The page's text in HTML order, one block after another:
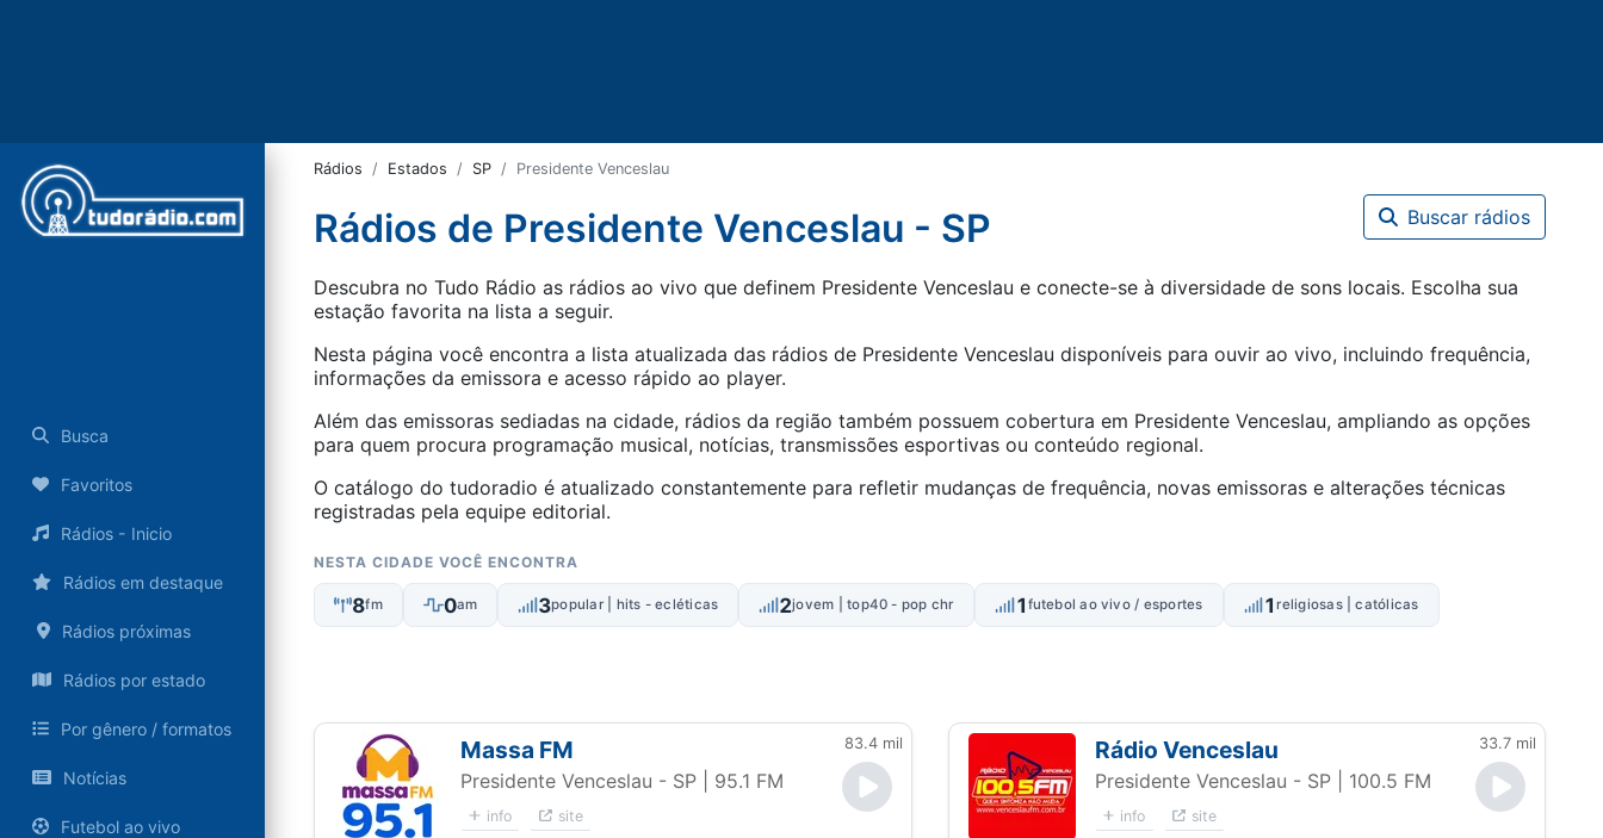
Busca
Favoritos
Rádios - Inicio
Rádios em destaque
Rádios próximas
Rádios por estado
Por gênero / formatos
Notícias
Futebol ao vivo
Rádios Estados SP Presidente Venceslau
Rádios de Presidente Venceslau - SP Buscar rádios
Descubra no Tudo Rádio as rádios ao vivo que definem Presidente Venceslau e conecte-se à diversidade de sons locais. Escolha sua
estação favorita na lista a seguir.
Nesta página você encontra a lista atualizada das rádios de Presidente Venceslau disponíveis para ouvir ao vivo, incluindo frequência,
informações da emissora e acesso rápido ao player.
Além das emissoras sediadas na cidade, rádios da região também possuem cobertura em Presidente Venceslau, ampliando as opções
para quem procura programação musical, notícias, transmissões esportivas ou conteúdo regional.
O catálogo do tudoradio é atualizado constantemente para refletir mudanças de frequência, novas emissoras e alterações técnicas
registradas pela equipe editorial.
NESTA CIDADE VOCÊ ENCONTRA
8fm 0am 3popular | hits - ecléticas 2jovem | top40 - pop chr 1 futebol ao vivo / esportes 1religiosas | católicas
Massa FM 83.4 mil
Presidente Venceslau - SP | 95.1 FM
info site
Rádio Venceslau 33.7 mil
Presidente Venceslau - SP | 100.5 FM
info site